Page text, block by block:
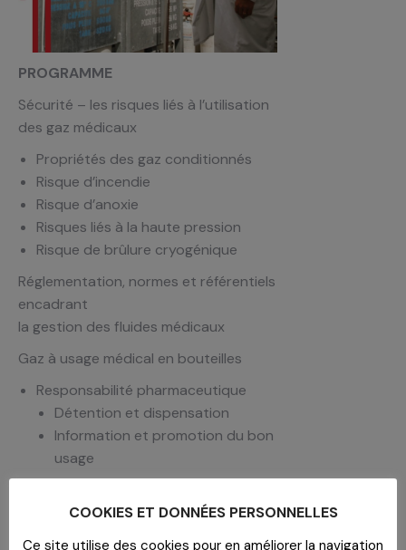
PROGRAMME
Sécurité – les risques liés à l’utilisation
des gaz médicaux
Propriétés des gaz conditionnés
Risque d’incendie
Risque d’anoxie
Risques liés à la haute pression
Risque de brûlure cryogénique
Réglementation, normes et référentiels
encadrant
la gestion des fluides médicaux
Gaz à usage médical en bouteilles
Responsabilité pharmaceutique
Détention et dispensation
Information et promotion du bon
usage
réseauCOOKIES ET DONNÉES PERSONNELLES
Ce site utilise des cookies pour en améliorer la navigation